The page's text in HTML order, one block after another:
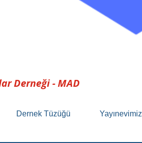
Derneği - MAD
Dernek Tüzüğü Yayınevimiz